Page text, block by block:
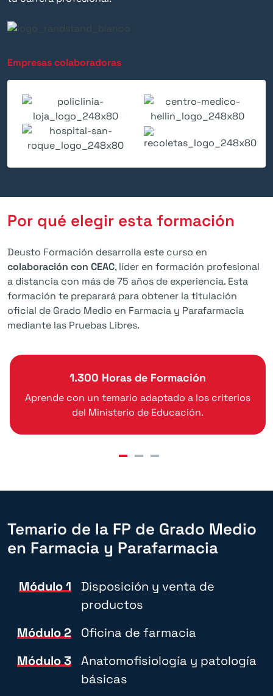
Empresas colaboradoras
Por qué elegir esta formación
Deusto Formación desarrolla este curso en
colaboración con CEAC, líder en formación profesional
a distancia con más de 75 años de experiencia. Esta
formación te preparará para obtener la titulación
oficial de Grado Medio en Farmacia y Parafarmacia
mediante las Pruebas Libres.
1.300 Horas de Formación
Aprende con un temario adaptado a los criterios
del Ministerio de Educación.
Temario de la FP de Grado Medio
en Farmacia y Parafarmacia
Módulo 1
Disposición y venta de
productos
Módulo 2
Oficina de farmacia
Módulo 3
Anatomofisiología y patología
básicas